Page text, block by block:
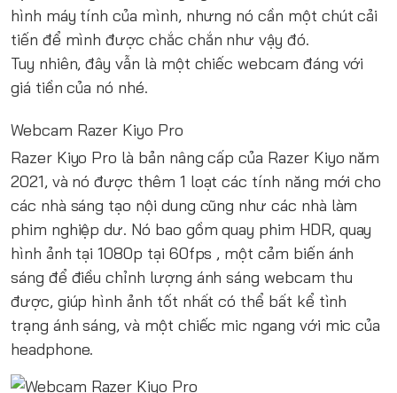
hình máy tính của mình, nhưng nó cần một chút cải
tiến để mình được chắc chắn như vậy đó.
Tuy nhiên, đây vẫn là một chiếc webcam đáng với
giá tiền của nó nhé.
Webcam Razer Kiyo Pro
Razer Kiyo Pro là bản nâng cấp của Razer Kiyo năm
2021, và nó được thêm 1 loạt các tính năng mới cho
các nhà sáng tạo nội dung cũng như các nhà làm
phim nghiệp dư. Nó bao gồm quay phim HDR, quay
hình ảnh tại 1080p tại 60fps , một cảm biến ánh
sáng để điều chỉnh lượng ánh sáng webcam thu
được, giúp hình ảnh tốt nhất có thể bất kể tình
trạng ánh sáng, và một chiếc mic ngang với mic của
headphone.